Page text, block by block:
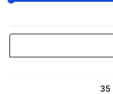
Cat It
35